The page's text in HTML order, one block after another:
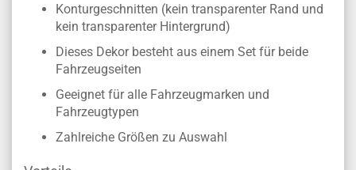
Konturgeschnitten (kein transparenter Rand und
kein transparenter Hintergrund)
Dieses Dekor besteht aus einem Set für beide
Fahrzeugseiten
Geeignet für alle Fahrzeugmarken und
Fahrzeugtypen
Zahlreiche Größen zu Auswahl